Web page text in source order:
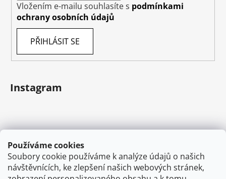
Používáme cookies
Soubory cookie používáme k analýze údajů o našich
návštěvnících, ke zlepšení našich webových stránek,
Vložením e-mailu souhlasíte s podmínkami
ochrany osobních údajů
PŘIHLÁSIT SE
Instagram